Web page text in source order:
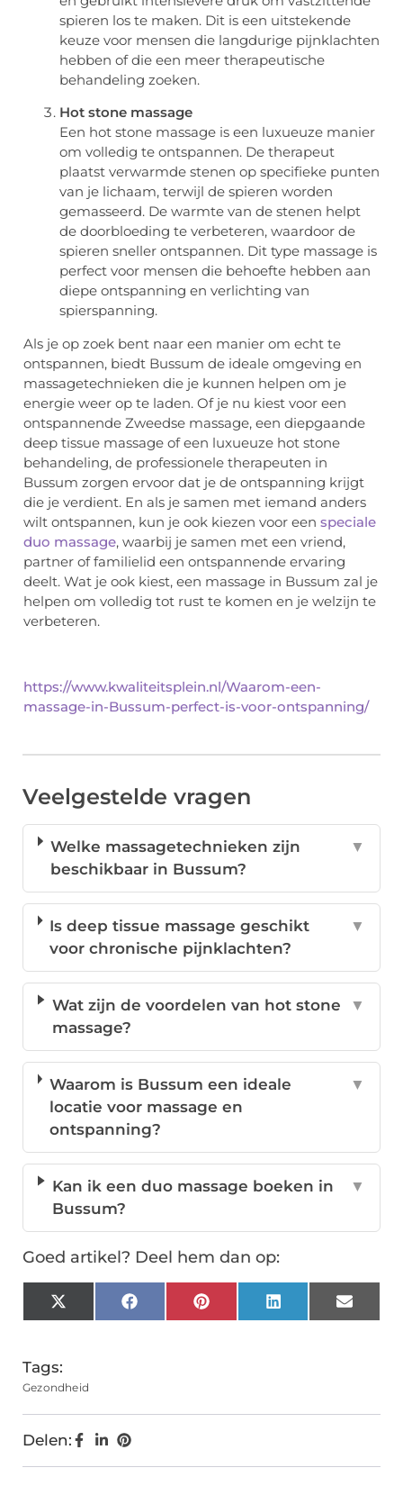
spieren los te maken. Dit is een uitstekende
keuze voor mensen die langdurige pijnklachten
hebben of die een meer therapeutische
behandeling zoeken.
Hot stone massage
Een hot stone massage is een luxueuze manier
om volledig te ontspannen. De therapeut
plaatst verwarmde stenen op specifieke punten
van je lichaam, terwijl de spieren worden
gemasseerd. De warmte van de stenen helpt
de doorbloeding te verbeteren, waardoor de
spieren sneller ontspannen. Dit type massage is
perfect voor mensen die behoefte hebben aan
diepe ontspanning en verlichting van
spierspanning.
Als je op zoek bent naar een manier om echt te
ontspannen, biedt Bussum de ideale omgeving en
massagetechnieken die je kunnen helpen om je
energie weer op te laden. Of je nu kiest voor een
ontspannende Zweedse massage, een diepgaande
deep tissue massage of een luxueuze hot stone
behandeling, de professionele therapeuten in
Bussum zorgen ervoor dat je de ontspanning krijgt
die je verdient. En als je samen met iemand anders
wilt ontspannen, kun je ook kiezen voor een speciale
duo massage, waarbij je samen met een vriend,
partner of familielid een ontspannende ervaring
deelt. Wat je ook kiest, een massage in Bussum zal je
helpen om volledig tot rust te komen en je welzijn te
verbeteren.
https://www.kwaliteitsplein.nl/Waarom-een-
massage-in-Bussum-perfect-is-voor-ontspanning/
Veelgestelde vragen
Welke massagetechnieken zijn
beschikbaar in Bussum?
▼
Is deep tissue massage geschikt
voor chronische pijnklachten?
▼
Wat zijn de voordelen van hot stone
massage?
▼
Waarom is Bussum een ideale
locatie voor massage en
ontspanning?
▼
Kan ik een duo massage boeken in
Bussum?
▼
Goed artikel? Deel hem dan op:
X
(Twitter)
FacebookPinterestLinkedInEmail
Tags:
Gezondheid
Delen: